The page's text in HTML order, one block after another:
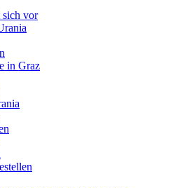
sich vor
in Graz